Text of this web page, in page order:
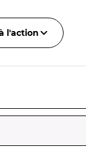
l'action